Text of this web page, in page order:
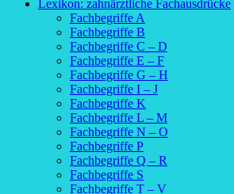
Lexikon: zahnärztliche Fachausdrücke
Fachbegriffe A
Fachbegriffe B
Fachbegriffe C – D
Fachbegriffe E – F
Fachbegriffe G – H
Fachbegriffe I – J
Fachbegriffe K
Fachbegriffe L – M
Fachbegriffe N – O
Fachbegriffe P
Fachbegriffe Q – R
Fachbegriffe S
Fachbegriffe T – V